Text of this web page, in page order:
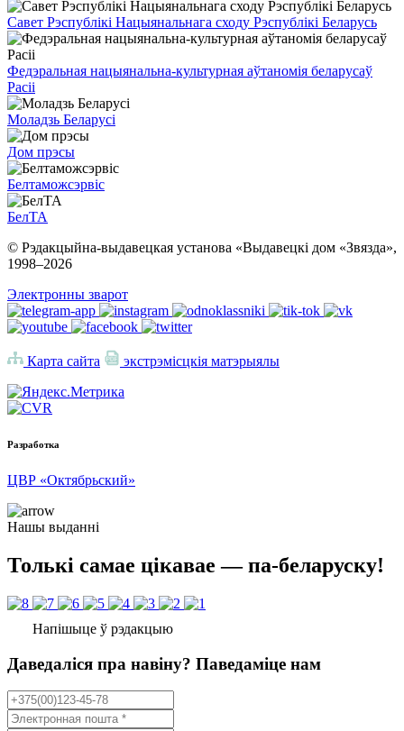
Савет Рэспублікі Нацыянальнага сходу Рэспублікі Беларусь
Федэральная нацыянальна-культурная аўтаномія беларусаў
Расіі
Моладзь Беларусі
Дом прэсы
Белтаможсэрвіс
БелТА
© Рэдакцыйна-выдавецкая установа «Выдавецкі дом «Звязда»,
1998–2026
Электронны зварот
Карта сайта экстрэмісцкія матэрыялы
Разработка
ЦВР «Октябрьский»
Нашы выданні
Толькі самае цікавае — па-беларуску!
Напішыце ў рэдакцыю
Даведаліся пра навіну? Паведаміце нам